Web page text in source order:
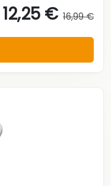
12,25 € 16,99 €